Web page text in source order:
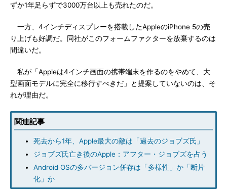
ずか1年足らずで3000万台以上も売れたのだ。
一方、4インチディスプレーを搭載したAppleのiPhone 5の売
り上げも好調だ。同社がこのフォームファクターを放棄するのは
間違いだ。
私が「Appleは4インチ画面の携帯端末を作るのをやめて、大
型画面モデルに完全に移行すべきだ」と提案していないのは、そ
れが理由だ。
関連記事
死去から1年、Apple最大の敵は「過去のジョブズ氏」
ジョブズ氏亡き後のApple：アフター・ジョブズを占う
Android OSの多バージョン併存は「多様性」か「断片
化」か